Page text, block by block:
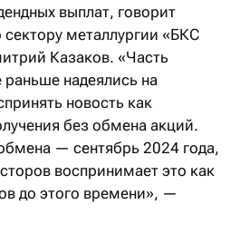
выплат, говорит
металлургии «БКС
Казаков. «Часть
надеялись на
новость как
без обмена акций.
— сентябрь 2024 года,
воспринимает это как
до этого времени», —